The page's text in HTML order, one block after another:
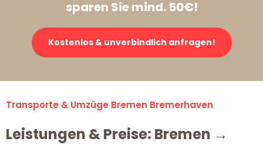
sparen Sie mind. 50€!
Kostenlos & unverbindlich anfragen!
Transporte & Umzüge Bremen Bremerhaven
Leistungen & Preise: Bremen →